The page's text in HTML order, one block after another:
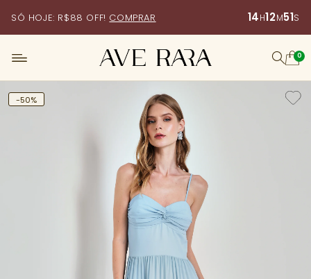
14H12M50S
SÓ HOJE: R$88 OFF! COMPRAR
0
-50%